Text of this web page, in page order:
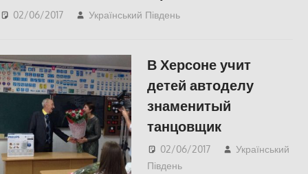
02/06/2017 Український Південь
В Херсоне учит
детей автоделу
знаменитый
танцовщик
02/06/2017
Український
Південь